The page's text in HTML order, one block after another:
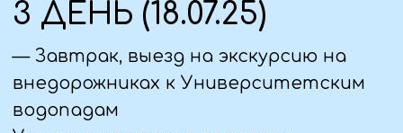
подземной рекой и удивительными
историями их многовековой жизни.
Микроклимат внутри пещеры
обладает антибактериальными
свойствами и имеет постоянную
влажность. Общая площадь пещеры